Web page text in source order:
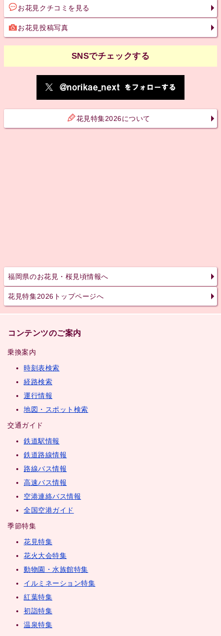
お花見クチコミを見る
お花見投稿写真
SNSでチェックする
花見特集2026について
福岡県のお花見・桜見頃情報へ
花見特集2026トップページへ
コンテンツのご案内
乗換案内
時刻表検索
経路検索
運行情報
地図・スポット検索
交通ガイド
鉄道駅情報
鉄道路線情報
路線バス情報
高速バス情報
空港連絡バス情報
全国空港ガイド
季節特集
花見特集
花火大会特集
動物園・水族館特集
イルミネーション特集
紅葉特集
初詣特集
温泉特集